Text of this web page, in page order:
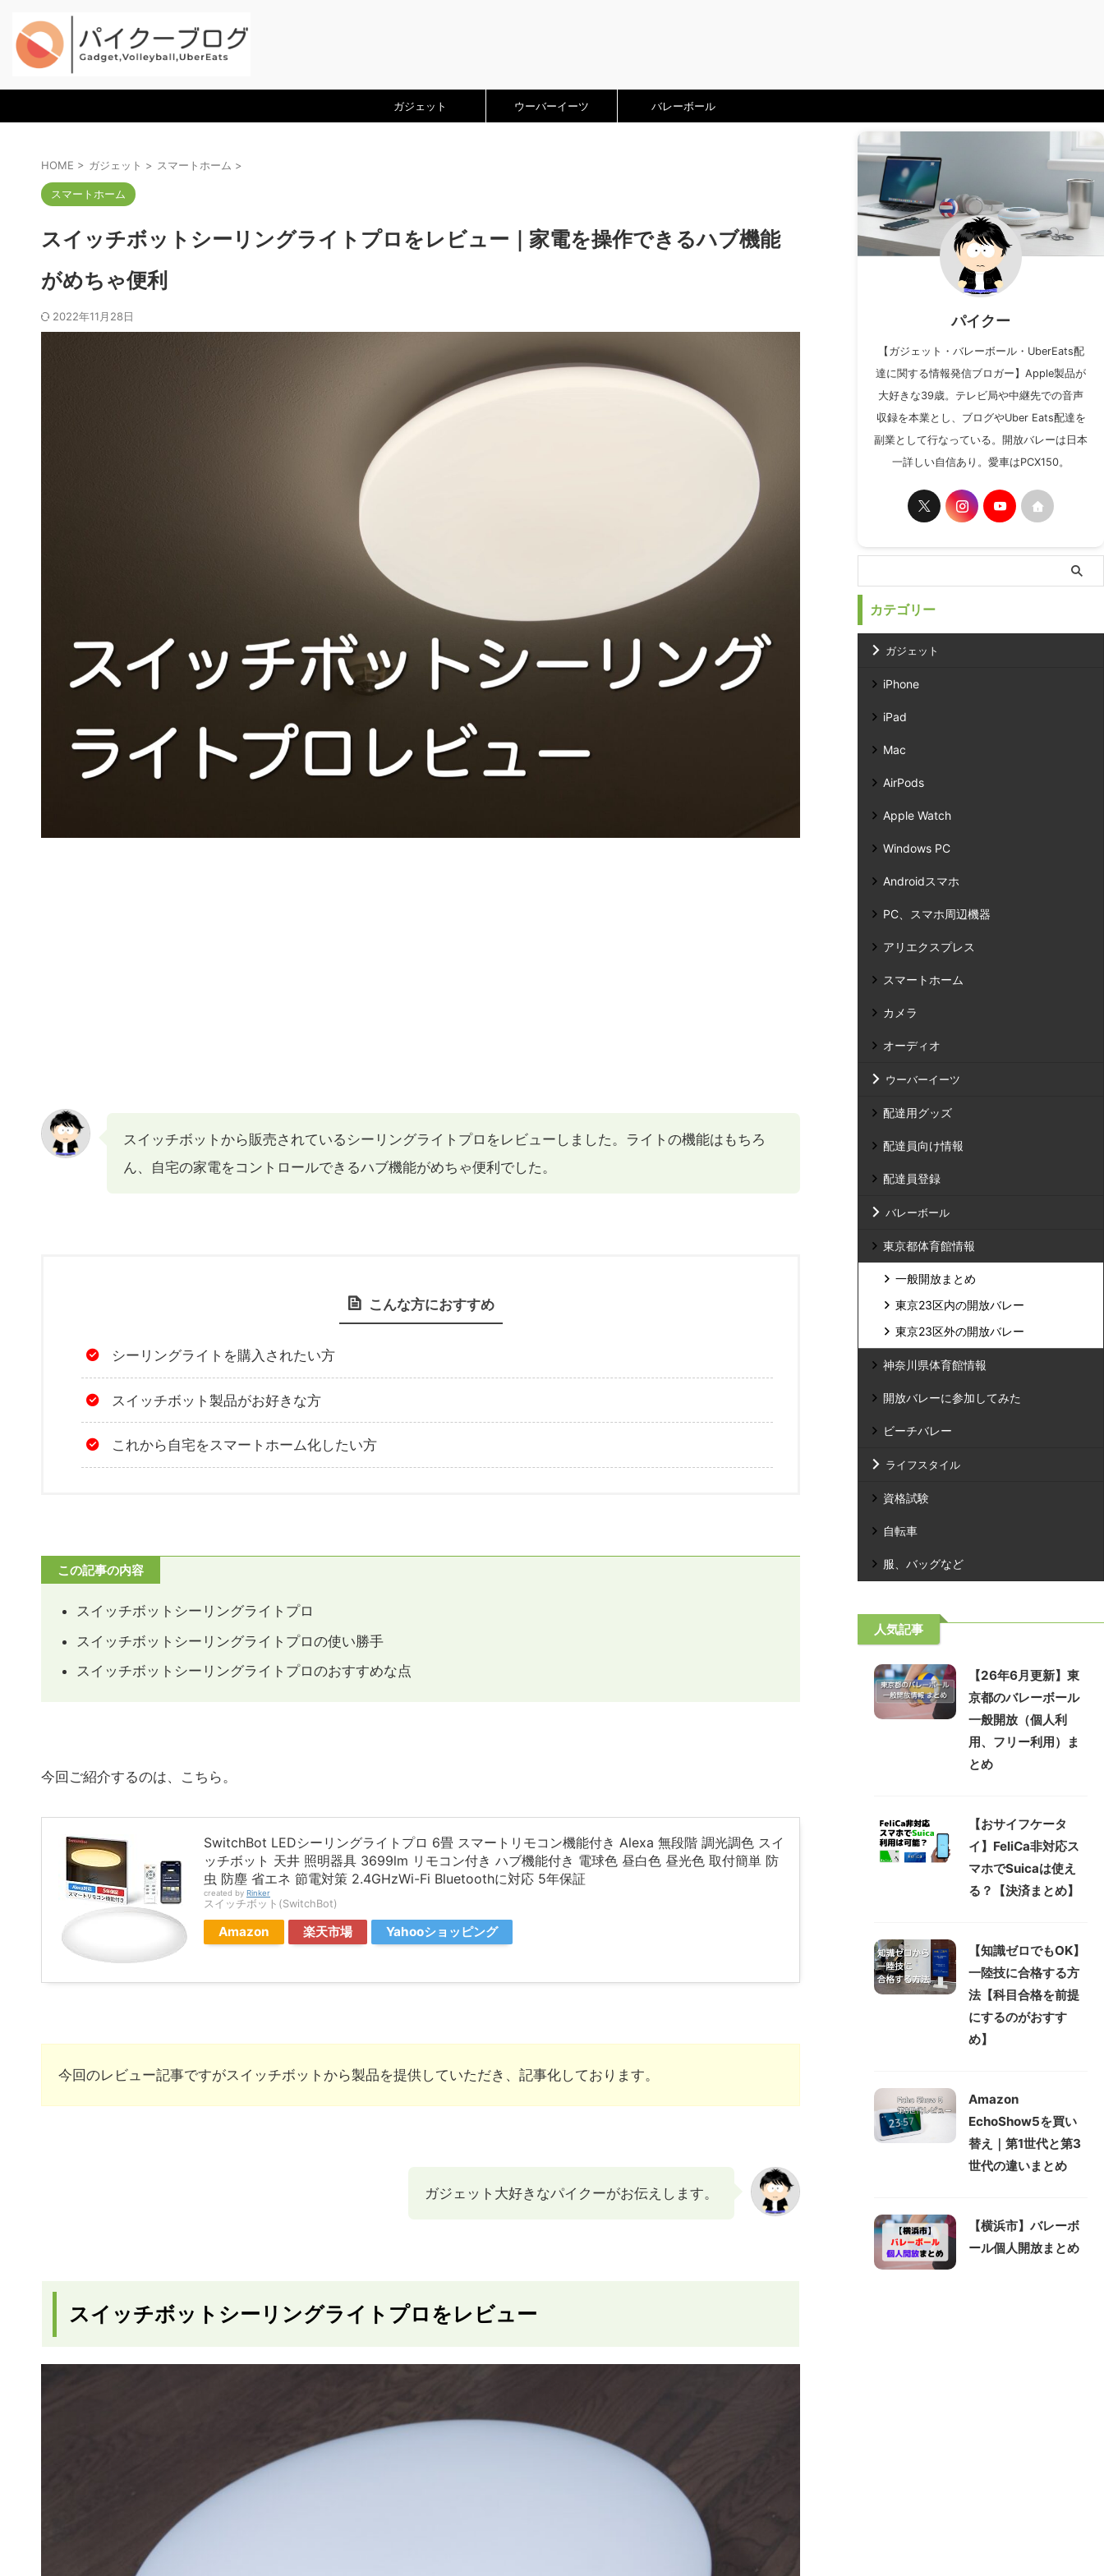
ガジェット ウーバーイーツ バレーボール
HOME > ガジェット > スマートホーム >
スマートホーム
スイッチボットシーリングライトプロをレビュー｜家電を操作できるハブ機能
がめちゃ便利
2022年11月28日
スイッチボットから販売されているシーリングライトプロをレビューしました。ライトの機能はもちろ
ん、自宅の家電をコントロールできるハブ機能がめちゃ便利でした。
こんな方におすすめ
シーリングライトを購入されたい方
スイッチボット製品がお好きな方
これから自宅をスマートホーム化したい方
この記事の内容
スイッチボットシーリングライトプロ
スイッチボットシーリングライトプロの使い勝手
スイッチボットシーリングライトプロのおすすめな点
今回ご紹介するのは、こちら。
SwitchBot LEDシーリングライトプロ 6畳 スマートリモコン機能付き Alexa 無段階 調光調色 スイ
ッチボット 天井 照明器具 3699lm リモコン付き ハブ機能付き 電球色 昼白色 昼光色 取付簡単 防
虫 防塵 省エネ 節電対策 2.4GHzWi-Fi Bluetoothに対応 5年保証
created by Rinker
スイッチボット(SwitchBot)
Amazon 楽天市場 Yahooショッピング
今回のレビュー記事ですがスイッチボットから製品を提供していただき、記事化しております。
ガジェット大好きなパイクーがお伝えします。
スイッチボットシーリングライトプロをレビュー
パイクー
【ガジェット・バレーボール・UberEats配
達に関する情報発信ブロガー】Apple製品が
大好きな39歳。テレビ局や中継先での音声
収録を本業とし、ブログやUber Eats配達を
副業として行なっている。開放バレーは日本
一詳しい自信あり。愛車はPCX150。
カテゴリー
ガジェット
iPhone
iPad
Mac
AirPods
Apple Watch
Windows PC
Androidスマホ
PC、スマホ周辺機器
アリエクスプレス
スマートホーム
カメラ
オーディオ
ウーバーイーツ
配達用グッズ
配達員向け情報
配達員登録
バレーボール
東京都体育館情報
一般開放まとめ
東京23区内の開放バレー
東京23区外の開放バレー
神奈川県体育館情報
開放バレーに参加してみた
ビーチバレー
ライフスタイル
資格試験
自転車
服、バッグなど
人気記事
【26年6月更新】東
京都のバレーボール
一般開放（個人利
用、フリー利用）ま
とめ
【おサイフケータ
イ】FeliCa非対応ス
マホでSuicaは使え
る？【決済まとめ】
【知識ゼロでもOK】
一陸技に合格する方
法【科目合格を前提
にするのがおすす
め】
Amazon
EchoShow5を買い
替え｜第1世代と第3
世代の違いまとめ
【横浜市】バレーボ
ール個人開放まとめ